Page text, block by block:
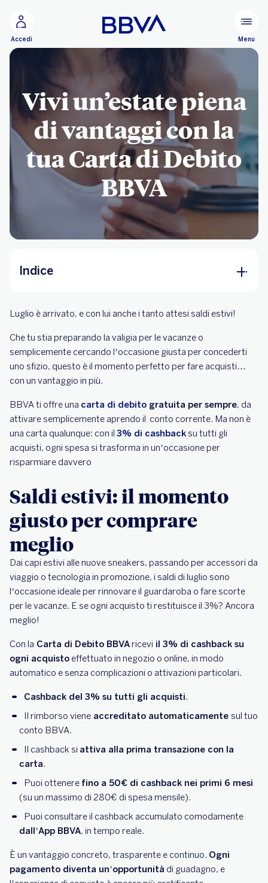
Configurare
Accedi Menu
Vivi un’estate piena
di vantaggi con la
tua Carta di Debito
BBVA
Indice
meglio
Porta il cashback anche in vacanza
L’estate giusta per iniziare a risparmiare
Luglio è arrivato, e con lui anche i tanto attesi saldi estivi!
Che tu stia preparando la valigia per le vacanze o
semplicemente cercando l’occasione giusta per concederti
uno sfizio, questo è il momento perfetto per fare acquisti…
con un vantaggio in più.
BBVA ti offre una carta di debito gratuita per sempre, da
attivare semplicemente aprendo il conto corrente. Ma non è
una carta qualunque: con il 3% di cashbacksu tutti gli
acquisti, ogni spesa si trasforma in un’occasione per
risparmiare davvero
Saldi estivi: il momento
giusto per comprare
meglio
Dai capi estivi alle nuove sneakers, passando per accessori da
viaggio o tecnologia in promozione, i saldi di luglio sono
l’occasione ideale per rinnovare il guardaroba o fare scorte
per le vacanze. E se ogni acquisto ti restituisce il 3%? Ancora
meglio!
Con la Carta di Debito BBVAricevi il 3% di cashback su
ogni acquisto effettuato in negozio o online, in modo
automatico e senza complicazioni o attivazioni particolari.
Cashback del 3% su tutti gli acquisti.
Il rimborso viene accreditato automaticamente sul tuo
conto BBVA.
Il cashback si attiva alla prima transazione con la
carta.
Puoi ottenere fino a 50€ di cashback nei primi 6 mesi
(su un massimo di 280€ di spesa mensile).
Puoi consultare il cashback accumulato comodamente
dall’App BBVA, in tempo reale.
È un vantaggio concreto, trasparente e continuo. Ogni
pagamento diventa un’opportunità di guadagno, e